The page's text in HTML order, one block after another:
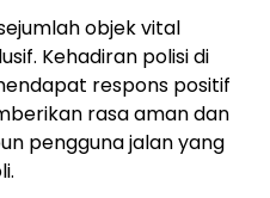
objek vital
Kehadiran polisi di
respons positif
rasa aman dan
pengguna jalan yang